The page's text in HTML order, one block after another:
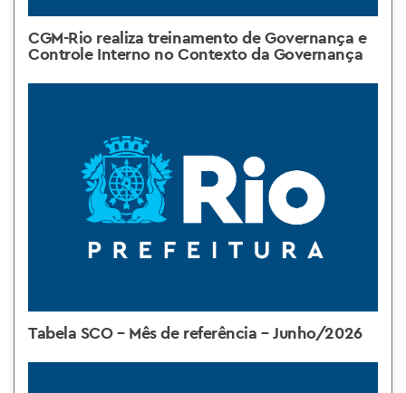
CGM-Rio realiza treinamento de Governança e
Controle Interno no Contexto da Governança
Tabela SCO – Mês de referência – Junho/2026